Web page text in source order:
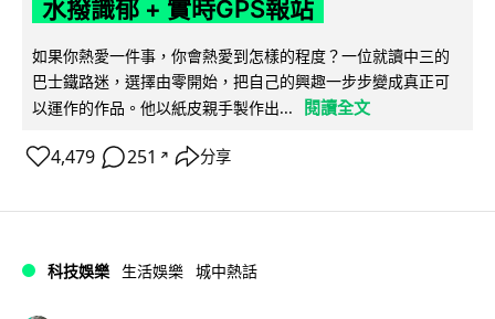
水撥識郁 + 實時GPS報站
如果你熱愛一件事，你會熱愛到怎樣的程度？一位就讀中三的
巴士鐵路迷，選擇由零開始，把自己的興趣一步步變成真正可
以運作的作品。他以紙皮親手製作出...
閱讀全文
4,479 251 ↗ 分享
科技娛樂 生活娛樂 城中熱話